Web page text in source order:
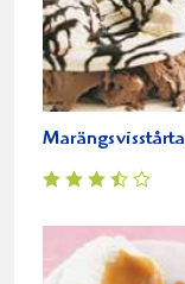
Marängsvisstårta